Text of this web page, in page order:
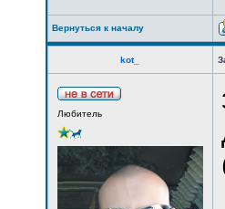
Вернуться к началу
kot_
Любитель